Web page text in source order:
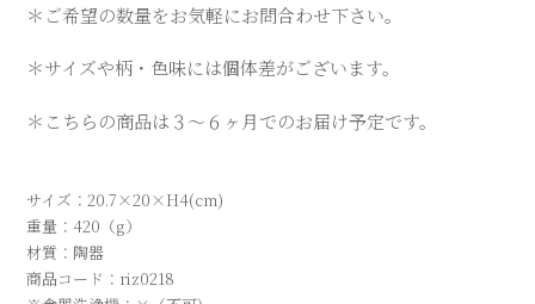
＊ご希望の数量をお気軽にお問合わせ下さい。
＊サイズや柄・色味には個体差がございます。
＊こちらの商品は３～６ヶ月でのお届け予定です。
サイズ：20.7×20×H4(cm)
重量：420（g）
材質：陶器
商品コード：riz0218